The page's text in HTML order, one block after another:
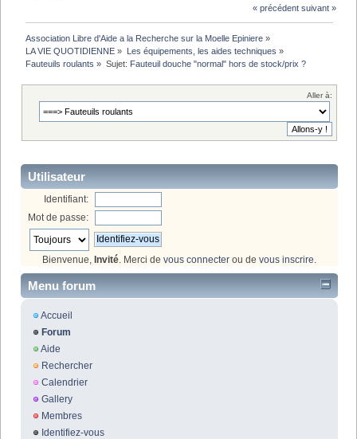
« précédent suivant »
Association Libre d'Aide a la Recherche sur la Moelle Epiniere »
LA VIE QUOTIDIENNE » Les équipements, les aides techniques »
Fauteuils roulants » Sujet: Fauteuil douche "normal" hors de stock/prix ?
Aller à:
Utilisateur
Identifiant:
Mot de passe:
Bienvenue, Invité. Merci de vous connecter ou de vous inscrire.
Menu forum
Accueil
Forum
Aide
Rechercher
Calendrier
Gallery
Membres
Identifiez-vous